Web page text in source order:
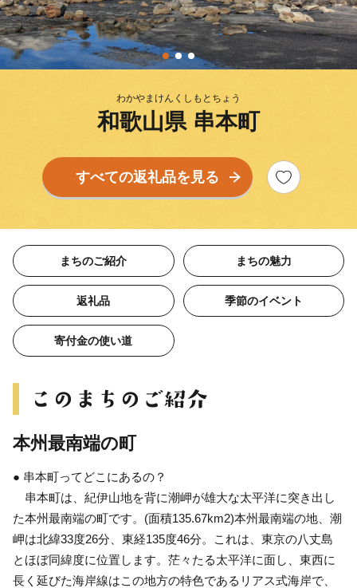
わかやまけんくしもとちょう
和歌山県 串本町
すべての返礼品を見る
まちのご紹介 まちの魅力
返礼品 季節のイベント
寄付金の使い道
本州最南端の町
● 串本町ってどこにあるの？
串本町は、紀伊山地を背に潮岬が雄大な太平洋に突き出し
た本州最南端の町です。(面積135.67km2)本州最南端の地、潮
岬は北緯33度26分、東経135度46分。これは、東京の八丈島
とほぼ同緯度に位置します。茫々たる太平洋に面し、東西に
長く延びた海岸線はこの地方の特色であるリアス式海岸で、